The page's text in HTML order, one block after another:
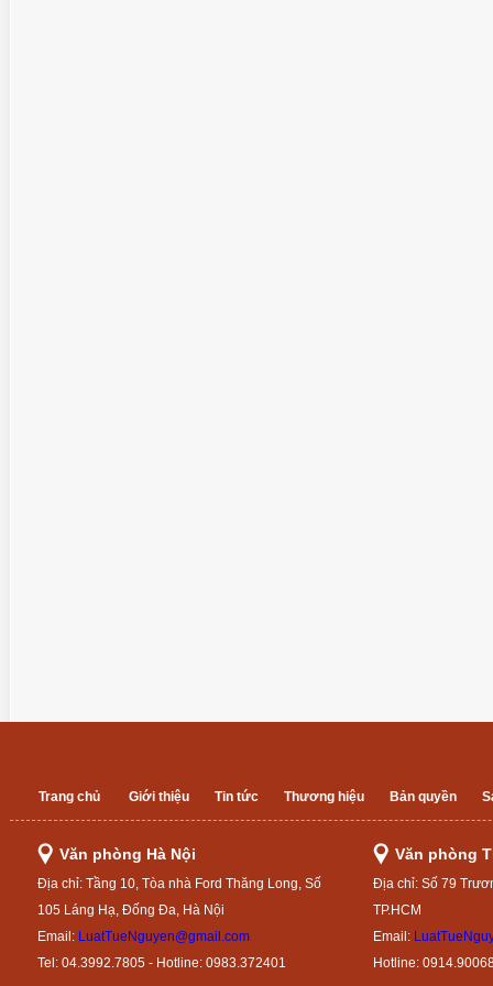
Trang chủ Giới thiệu Tin tức Thương hiệu Bản quyền
Văn phòng Hà Nội
Địa chỉ: Tầng 10, Tòa nhà Ford Thăng Long, Số
105 Láng Hạ, Đống Đa, Hà Nội
Email: LuatTueNguyen@gmail.com
Tel: 04.3992.7805 - Hotline: 0983.372401
Văn phòng
Địa chỉ: Số 79
TP.HCM
Email:
Hotline: